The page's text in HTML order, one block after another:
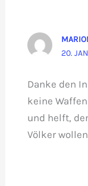
20.
Danke den
keine
und helft,
Völker